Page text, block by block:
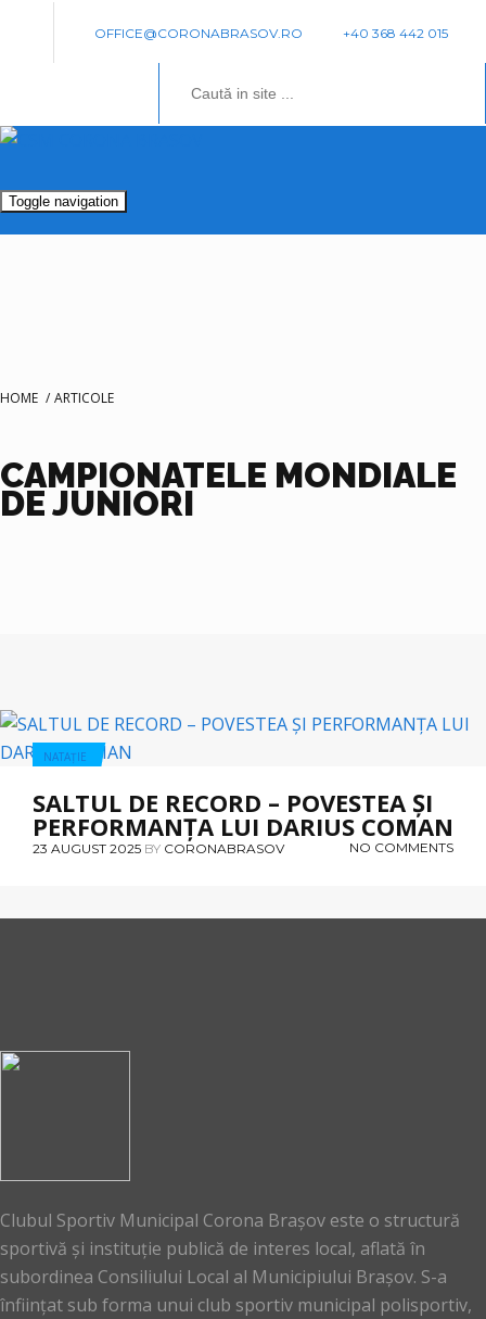
OFFICE@CORONABRASOV.RO +40 368 442 015
Toggle navigation
HOME / ARTICOLE
CAMPIONATELE MONDIALE
DE JUNIORI
NATAȚIE
SALTUL DE RECORD – POVESTEA ȘI
PERFORMANȚA LUI DARIUS COMAN
23 AUGUST 2025 BY CORONABRASOV NO COMMENTS
Clubul Sportiv Municipal Corona Brașov este o structură
sportivă și instituție publică de interes local, aflată în
subordinea Consiliului Local al Municipiului Brașov. S-a
înființat sub forma unui club sportiv municipal polisportiv,